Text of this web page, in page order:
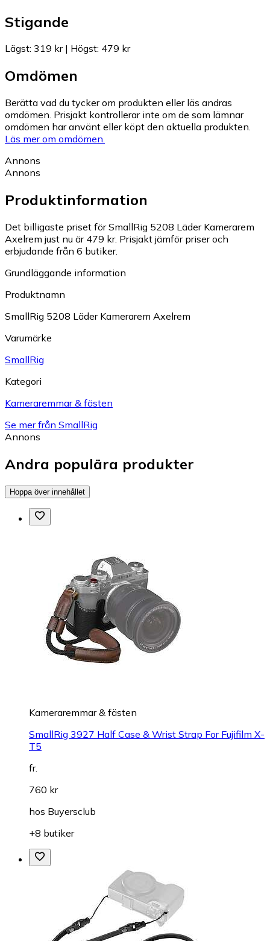
Stigande
Lägst: 319 kr| Högst: 479 kr
Omdömen
Berätta vad du tycker om produkten eller läs andras
omdömen. Prisjakt kontrollerar inte om de som lämnar
omdömen har använt eller köpt den aktuella produkten.
Läs mer om omdömen.
Annons
Annons
Produktinformation
Det billigaste priset för SmallRig 5208 Läder Kamerarem
Axelrem just nu är 479 kr. Prisjakt jämför priser och
erbjudande från 6 butiker.
Grundläggande information
Produktnamn
SmallRig 5208 Läder Kamerarem Axelrem
Varumärke
SmallRig
Kategori
Kameraremmar & fästen
Se mer från SmallRig
Annons
Andra populära produkter
Hoppa över innehållet
Kameraremmar & fästen
SmallRig 3927 Half Case & Wrist Strap For Fujifilm X-
T5
fr.
760 kr
hos Buyersclub
+8 butiker